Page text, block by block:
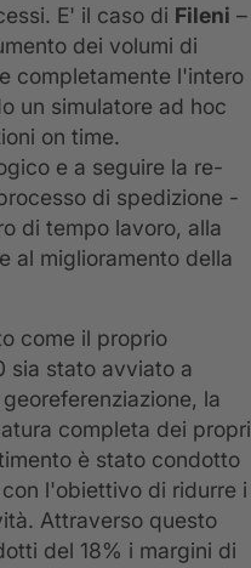
E' il caso di Fileni –
dei volumi di
completamente l'intero
un simulatore ad hoc
on time.
e a seguire la re-
di spedizione -
di tempo lavoro, alla
al miglioramento della
come il proprio
sia stato avviato a
la
completa dei propri
è stato condotto
l'obiettivo di ridurre i
Attraverso questo
del 18% i margini di